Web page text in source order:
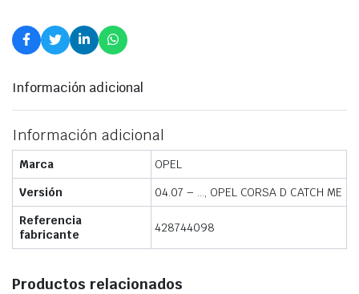
Información adicional
Información adicional
Marca
OPEL
Versión
04.07 – …, OPEL CORSA D CATCH ME
Referencia
fabricante
428744098
Productos relacionados